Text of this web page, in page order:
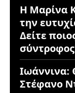
Η Μαρίνα
την
Δείτε
Ιωάννινα:
Στέφανο